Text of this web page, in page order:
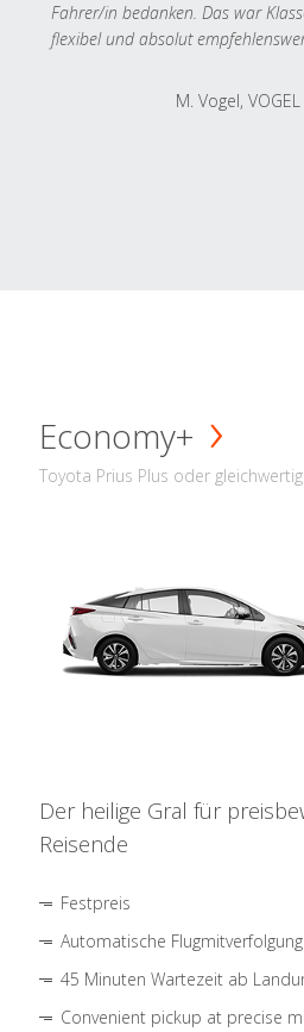
Fahrer/in bedanken. Das war
flexibel und absolut
M. Vogel,
Economy+
Toyota Prius Plus oder gleichwertig
Der heilige Gral für
Reisende
Festpreis
Automatische Flugmitverfolgung
45 Minuten Wartezeit ab
Convenient pickup at precise